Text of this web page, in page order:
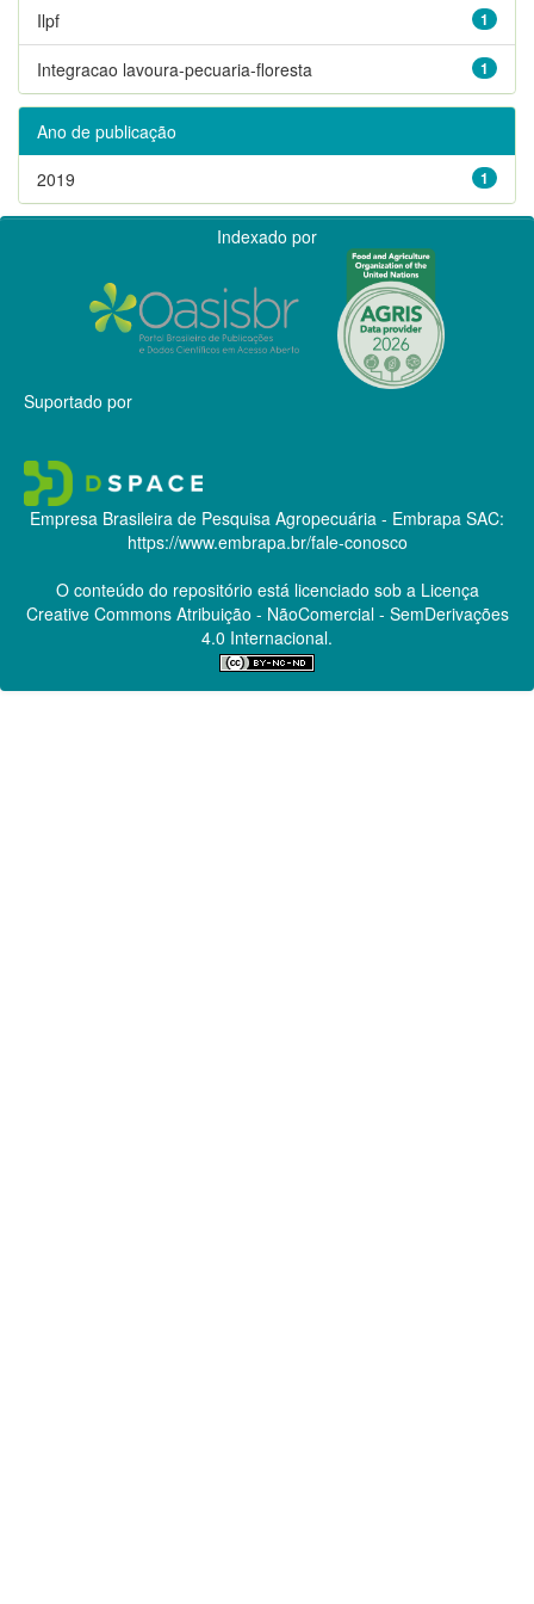
1
Ilpf
1
Integracao lavoura-pecuaria-floresta
Ano de publicação
1
2019
Indexado por
Suportado por
Empresa Brasileira de Pesquisa Agropecuária - Embrapa SAC:
https://www.embrapa.br/fale-conosco
O conteúdo do repositório está licenciado sob a Licença
Creative CommonsAtribuição - NãoComercial - SemDerivações
4.0 Internacional.